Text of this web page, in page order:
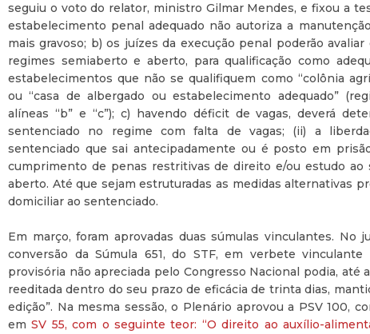
seguiu o voto do relator, ministro Gilmar Mendes, e fixou a
estabelecimento penal adequado não autoriza a
mais gravoso; b) os juízes da execução penal poderão
regimes semiaberto e aberto, para qualificação como
estabelecimentos que não se qualifiquem como “colônia
ou “casa de albergado ou estabelecimento adequado”
alíneas “b” e “c”); c) havendo déficit de vagas, deverá
sentenciado no regime com falta de vagas; (ii) a
sentenciado que sai antecipadamente ou é posto em
cumprimento de penas restritivas de direito e/ou estudo ao
aberto. Até que sejam estruturadas as medidas alternativas
domiciliar ao sentenciado.
Em março, foram aprovadas duas súmulas vinculantes. No
conversão da Súmula 651, do STF, em verbete
provisória não apreciada pelo Congresso Nacional podia, até
reeditada dentro do seu prazo de eficácia de trinta dias,
edição”. Na mesma sessão, o Plenário aprovou a PSV 100,
emSV 55, com o seguinte teor: “O direito ao auxílio-